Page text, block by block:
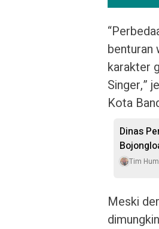
benturan
karakter
Singer,”
Kota
Dinas
Tim
Meski